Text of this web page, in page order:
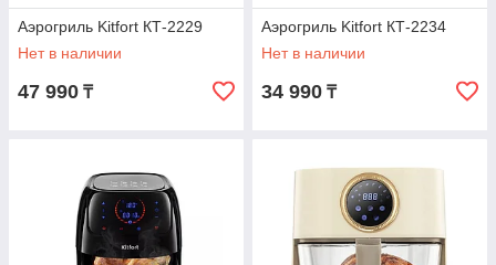
Аэрогриль Kitfort КТ-2229
Нет в наличии
47 990 ₸
Аэрогриль Kitfort КТ-2234
Нет в наличии
34 990 ₸